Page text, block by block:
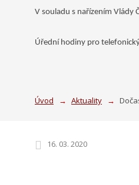
V souladu s nařízením Vlády
Úřední hodiny pro
Úvod Aktuality
16. 03. 2020